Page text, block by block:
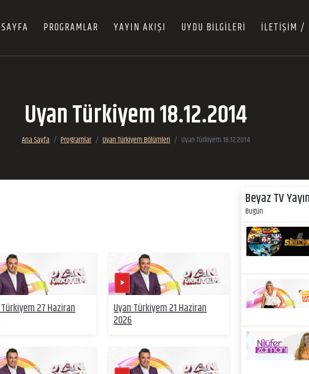
PROGRAMLAR YAYIN AKIŞI UYDU BİLGİLERİ İLETİŞİM /
Uyan Türkiyem 18.12.2014
Ana Sayfa Programlar Uyan Türkiyem Bölümleri Uyan Türkiyem 18.12.2014
27 Haziran Uyan Türkiyem 21 Haziran
2026
Beyaz TV
Bugün